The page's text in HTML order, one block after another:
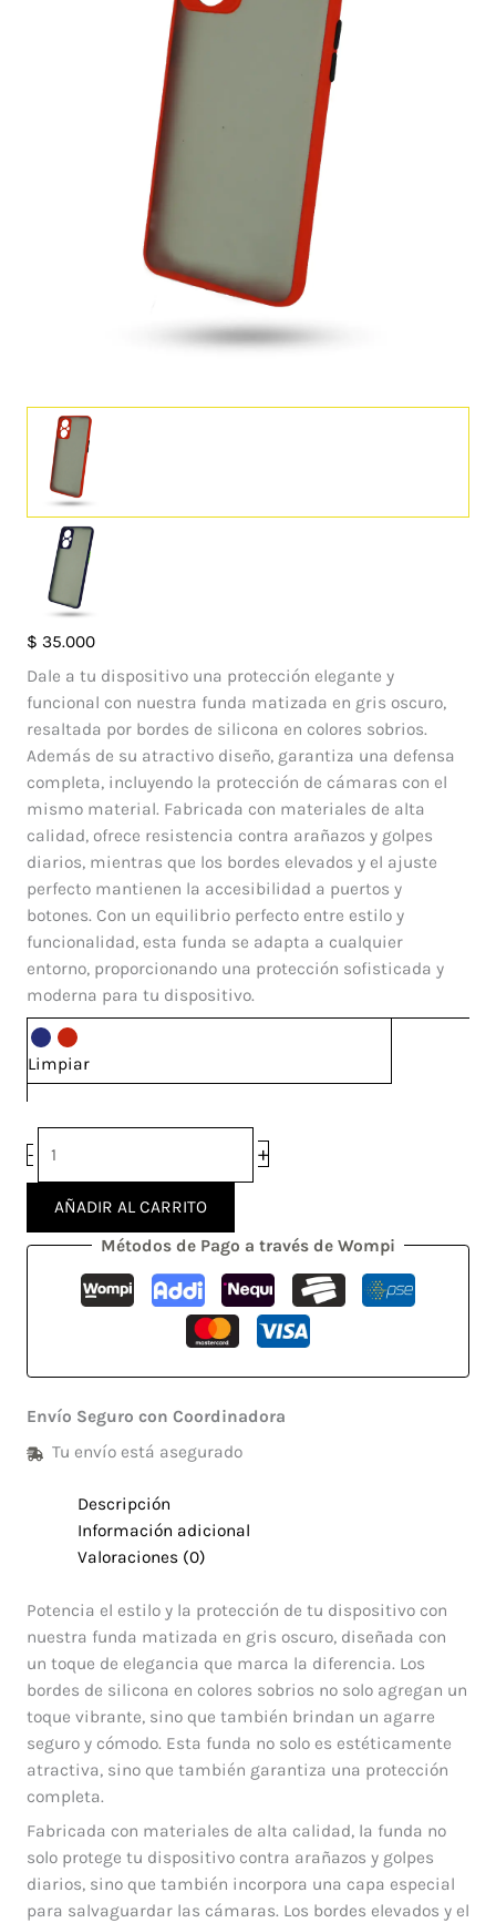
$ 35.000
Dale a tu dispositivo una protección elegante y
funcional con nuestra funda matizada en gris oscuro,
resaltada por bordes de silicona en colores sobrios.
Además de su atractivo diseño, garantiza una defensa
completa, incluyendo la protección de cámaras con el
mismo material. Fabricada con materiales de alta
calidad, ofrece resistencia contra arañazos y golpes
diarios, mientras que los bordes elevados y el ajuste
perfecto mantienen la accesibilidad a puertos y
botones. Con un equilibrio perfecto entre estilo y
funcionalidad, esta funda se adapta a cualquier
entorno, proporcionando una protección sofisticada y
moderna para tu dispositivo.
Limpiar
-
Case
Matte
Oppo
Reno
7
cantidad
+
AÑADIR AL CARRITO
Métodos de Pago a través de Wompi
Envío Seguro con Coordinadora
Tu envío está asegurado
Descripción
Información adicional
Valoraciones (0)
Potencia el estilo y la protección de tu dispositivo con
nuestra funda matizada en gris oscuro, diseñada con
un toque de elegancia que marca la diferencia. Los
bordes de silicona en colores sobrios no solo agregan un
toque vibrante, sino que también brindan un agarre
seguro y cómodo. Esta funda no solo es estéticamente
atractiva, sino que también garantiza una protección
completa.
Fabricada con materiales de alta calidad, la funda no
solo protege tu dispositivo contra arañazos y golpes
diarios, sino que también incorpora una capa especial
para salvaguardar las cámaras. Los bordes elevados y el